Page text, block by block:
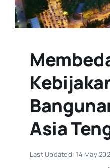
Asia
Last Updated: 14 May